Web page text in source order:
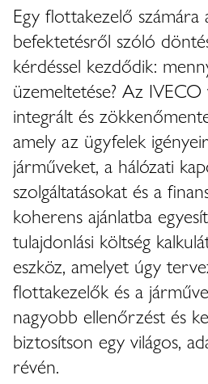
Egy flottakezelő
befektetésről szóló
kérdéssel kezdődik:
üzemeltetése? Az IVECO
integrált és
amely az ügyfelek
járműveket, a hálózati
szolgáltatásokat és a
koherens ajánlatba
tulajdonlási költség
eszköz, amelyet úgy
flottakezelők és a
nagyobb ellenőrzést és
biztosítson egy világos,
révén.